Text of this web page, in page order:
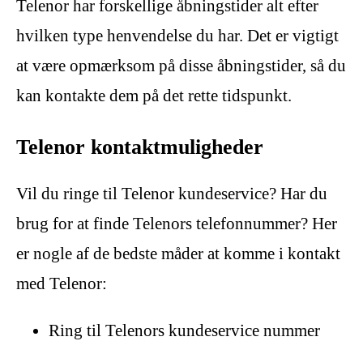
Telenor har forskellige åbningstider alt efter
hvilken type henvendelse du har. Det er vigtigt
at være opmærksom på disse åbningstider, så du
kan kontakte dem på det rette tidspunkt.
Telenor kontaktmuligheder
Vil du ringe til Telenor kundeservice? Har du
brug for at finde Telenors telefonnummer? Her
er nogle af de bedste måder at komme i kontakt
med Telenor:
Ring til Telenors kundeservice nummer